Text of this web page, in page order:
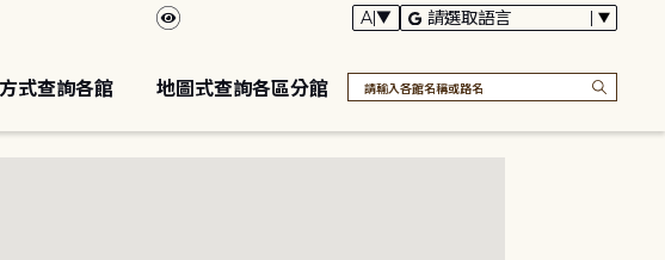
式查詢各館 地圖式查詢各區分館